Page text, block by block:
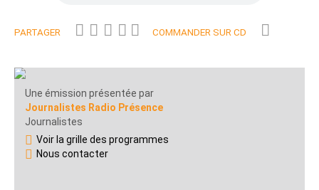
PARTAGER COMMANDER SUR CD
Une émission présentée par
Journalistes Radio Présence
Journalistes
Voir la grille des programmes
Nous contacter